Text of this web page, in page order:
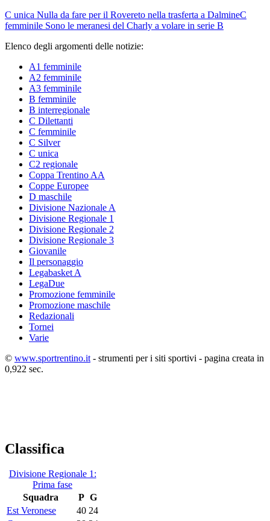
C unica Nulla da fare per il Rovereto nella trasferta a DalmineC
femminile Sono le meranesi del Charly a volare in serie B
Elenco degli argomenti delle notizie:
A1 femminile
A2 femminile
A3 femminile
B femminile
B interregionale
C Dilettanti
C femminile
C Silver
C unica
C2 regionale
Coppa Trentino AA
Coppe Europee
D maschile
Divisione Nazionale A
Divisione Regionale 1
Divisione Regionale 2
Divisione Regionale 3
Giovanile
Il personaggio
Legabasket A
LegaDue
Promozione femminile
Promozione maschile
Redazionali
Tornei
Varie
© www.sportrentino.it - strumenti per i siti sportivi - pagina creata in
0,922 sec.
Classifica
Divisione Regionale 1:
Prima fase
Squadra
P G
Est Veronese
40 24